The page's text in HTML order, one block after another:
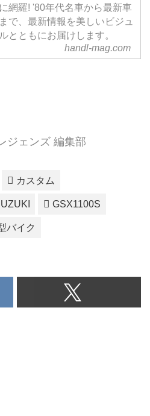
網羅! '80年代名車から最新車
で、最新情報を美しいビジュ
とともにお届けします。
handl-mag.com
ジェンズ 編集部
カスタム
GSX1100S
バイク